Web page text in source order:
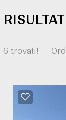
6 trovati!